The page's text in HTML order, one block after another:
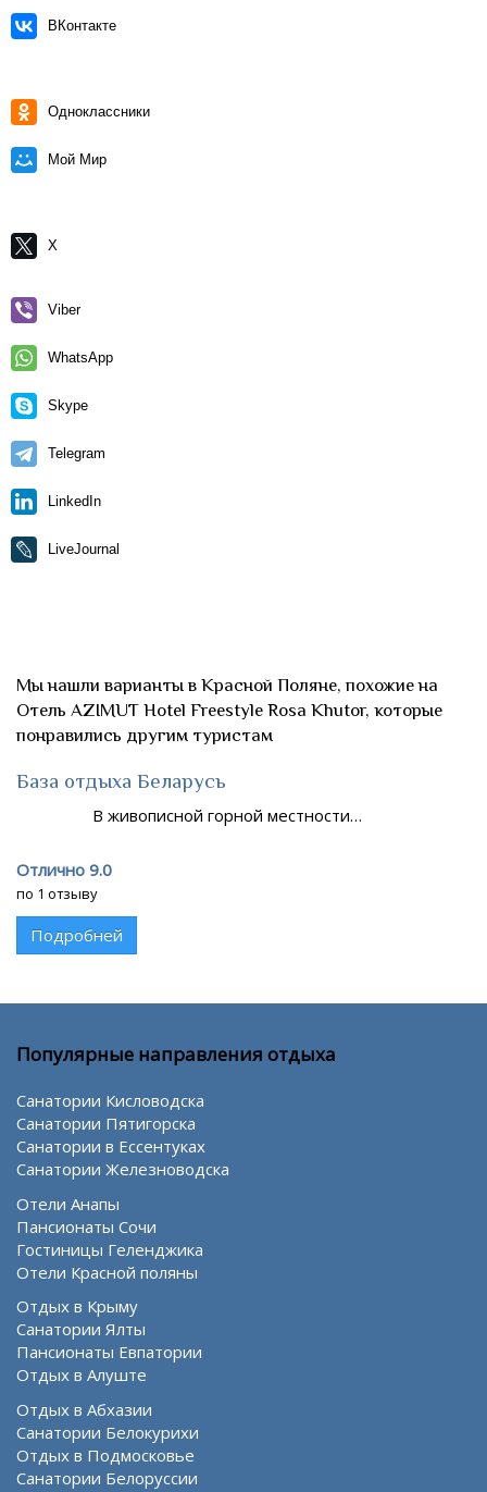
ВКонтакте
Одноклассники
Мой Мир
X
Viber
WhatsApp
Skype
Telegram
LinkedIn
LiveJournal
Мы нашли варианты в Красной Поляне, похожие на
Отель AZIMUT Hotel Freestyle Rosa Khutor, которые
понравились другим туристам
База отдыха Беларусь
В живописной горной местности…
Отлично 9.0
по 1 отзыву
Подробней
Популярные направления отдыха
Санатории Кисловодска
Санатории Пятигорска
Санатории в Ессентуках
Санатории Железноводска
Отели Анапы
Пансионаты Сочи
Гостиницы Геленджика
Отели Красной поляны
Отдых в Крыму
Санатории Ялты
Пансионаты Евпатории
Отдых в Алуште
Отдых в Абхазии
Санатории Белокурихи
Отдых в Подмосковье
Санатории Белоруссии